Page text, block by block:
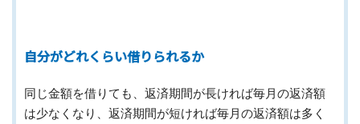
自分がどれくらい借りられるか
同じ金額を借りても、返済期間が長ければ毎月の返済額
は少なくなり、返済期間が短ければ毎月の返済額は多く